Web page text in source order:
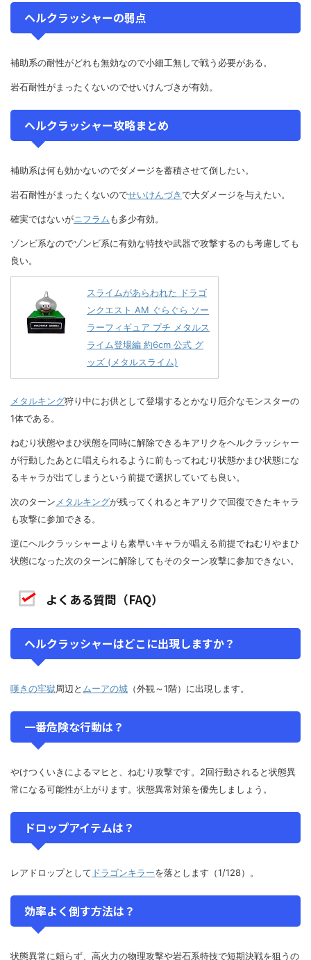
ヘルクラッシャーの弱点
補助系の耐性がどれも無効なので小細工無しで戦う必要がある。
岩石耐性がまったくないのでせいけんづきが有効。
ヘルクラッシャー攻略まとめ
補助系は何も効かないのでダメージを蓄積させて倒したい。
岩石耐性がまったくないのでせいけんづきで大ダメージを与えたい。
確実ではないがニフラムも多少有効。
ゾンビ系なのでゾンビ系に有効な特技や武器で攻撃するのも考慮しても
良い。
スライムがあらわれた ドラゴ
ンクエスト AM ぐらぐら ソー
ラーフィギュア プチ メタルス
ライム登場編 約6cm 公式 グ
ッズ (メタルスライム)
メタルキング狩り中にお供として登場するとかなり厄介なモンスターの
1体である。
ねむり状態やまひ状態を同時に解除できるキアリクをヘルクラッシャー
が行動したあとに唱えられるように前もってねむり状態かまひ状態にな
るキャラが出てしまうという前提で選択していても良い。
次のターン メタルキングが残ってくれるとキアリクで回復できたキャラ
も攻撃に参加できる。
逆にヘルクラッシャーよりも素早いキャラが唱える前提でねむりやまひ
状態になった次のターンに解除してもそのターン攻撃に参加できない。
よくある質問（FAQ）
ヘルクラッシャーはどこに出現しますか？
嘆きの牢獄周辺と ムーアの城 （外観～1階）に出現します。
一番危険な行動は？
やけつくいきによるマヒと、ねむり攻撃です。2回行動されると状態異
常になる可能性が上がります。状態異常対策を優先しましょう。
ドロップアイテムは？
レアドロップとして ドラゴンキラーを落とします（1/128）。
効率よく倒す方法は？
状態異常に頼らず、高火力の物理攻撃や岩石系特技で短期決戦を狙うの